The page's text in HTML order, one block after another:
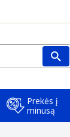
Prekės į
minusą